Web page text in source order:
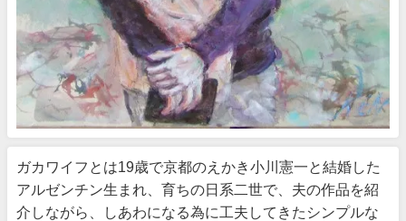
ガカワイフとは19歳で京都のえかき小川憲一と結婚した
アルゼンチン生まれ、育ちの日系二世で、夫の作品を紹
介しながら、しあわになる為に工夫してきたシンプルな